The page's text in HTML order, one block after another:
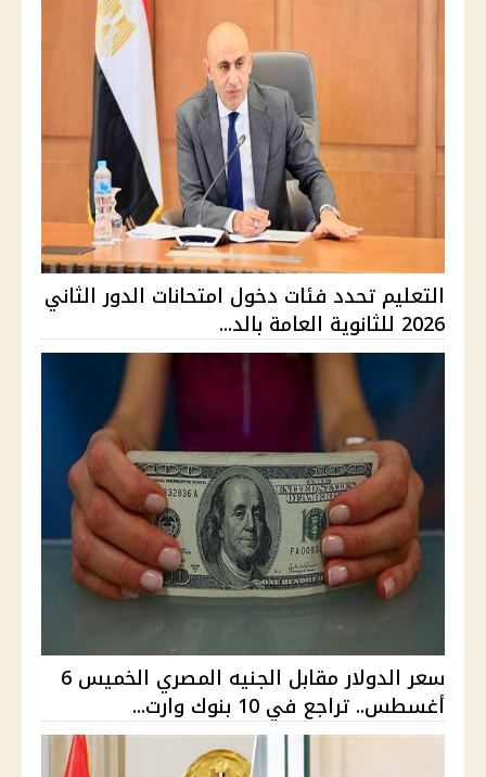
التعليم تحدد فئات دخول امتحانات الدور الثاني
2026 للثانوية العامة بالد...
سعر الدولار مقابل الجنيه المصري الخميس 6
أغسطس.. تراجع في 10 بنوك وارت...